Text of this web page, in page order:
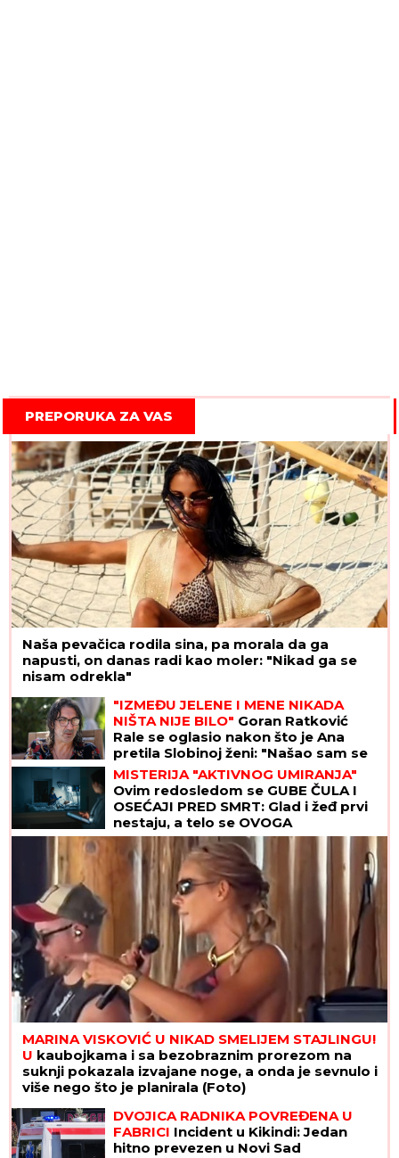
PREPORUKA ZA VAS
Naša pevačica rodila sina, pa morala da ga
napusti, on danas radi kao moler: "Nikad ga se
nisam odrekla"
"IZMEĐU JELENE I MENE NIKADA
NIŠTA NIJE BILO" Goran Ratković
Rale se oglasio nakon što je Ana
pretila Slobinoj ženi: "Našao sam se
između prijatelja i žene koju volim
najviše na svetu!"
MISTERIJA "AKTIVNOG UMIRANJA"
Ovim redosledom se GUBE ČULA I
OSEĆAJI PRED SMRT: Glad i žeđ prvi
nestaju, a telo se OVOGA
POSLEDNJE ODRIČE, tvrde
NEURONAUČNICI
MARINA VISKOVIĆ U NIKAD SMELIJEM STAJLINGU!
U kaubojkama i sa bezobraznim prorezom na
suknji pokazala izvajane noge, a onda je sevnulo i
više nego što je planirala (Foto)
DVOJICA RADNIKA POVREĐENA U
FABRICI Incident u Kikindi: Jedan
hitno prevezen u Novi Sad